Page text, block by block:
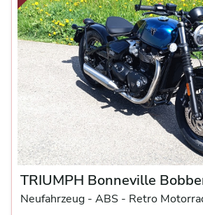
TRIUMPH Bonneville
Neufahrzeug - ABS - Retro